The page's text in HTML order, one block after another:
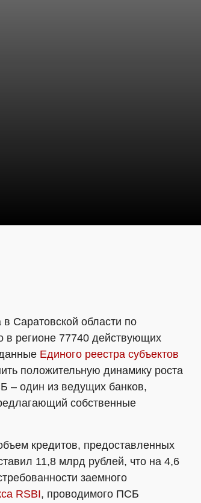
Саратовской области по
в регионе 77740 действующих
Единого реестра субъектов
положительную динамику роста
– один из ведущих банков,
собственные
кредитов, предоставленных
11,8 млрд рублей, что на 4,6
заемного
RSBI, проводимого ПСБ